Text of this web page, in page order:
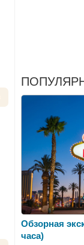
Обзорная
часа)